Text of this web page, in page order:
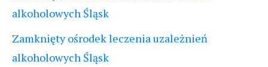
alkoholowych Śląsk
Zamknięty ośrodek leczenia uzależnień
alkoholowych Śląsk